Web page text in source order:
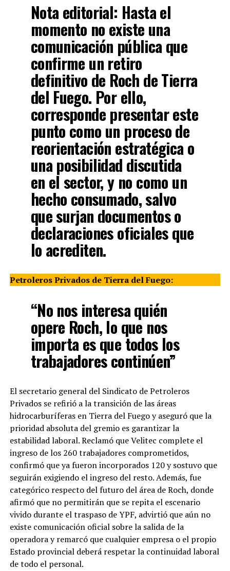
Nota editorial: Hasta el
momento no existe una
comunicación pública que
confirme un retiro
definitivo de Roch de Tierra
del Fuego. Por ello,
corresponde presentar este
punto como un proceso de
reorientación estratégica o
una posibilidad discutida
en el sector, y no como un
hecho consumado, salvo
que surjan documentos o
declaraciones oficiales que
lo acrediten.
Petroleros Privados de Tierra del Fuego:
“No nos interesa quién
opere Roch, lo que nos
importa es que todos los
trabajadores continúen”
El secretario general del Sindicato de Petroleros
Privados se refirió a la transición de las áreas
hidrocarburíferas en Tierra del Fuego y aseguró que la
prioridad absoluta del gremio es garantizar la
estabilidad laboral. Reclamó que Velitec complete el
ingreso de los 260 trabajadores comprometidos,
confirmó que ya fueron incorporados 120 y sostuvo que
seguirán exigiendo el ingreso del resto. Además, fue
categórico respecto del futuro del área de Roch, donde
afirmó que no permitirán que se repita el escenario
vivido durante el traspaso de YPF, advirtió que aún no
existe comunicación oficial sobre la salida de la
operadora y remarcó que cualquier empresa o el propio
Estado provincial deberá respetar la continuidad laboral
de todo el personal.